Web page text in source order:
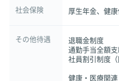
社会保険 厚生年金、健
その他待遇
退職金制度
通勤手当全額支
社員割引制度（
健康・医療関連